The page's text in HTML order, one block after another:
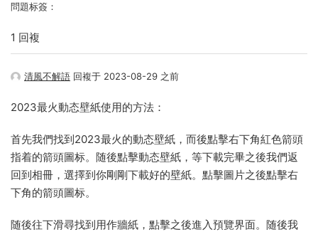
問題标簽：
1 回複
清風不解語 回複于 2023-08-29 之前
2023最火動态壁紙使用的方法：
首先我們找到2023最火的動态壁紙，而後點擊右下角紅色箭頭
指着的箭頭圖标。随後點擊動态壁紙，等下載完畢之後我們返
回到相冊，選擇到你剛剛下載好的壁紙。點擊圖片之後點擊右
下角的箭頭圖标。
随後往下滑尋找到用作牆紙，點擊之後進入預覽界面。随後我